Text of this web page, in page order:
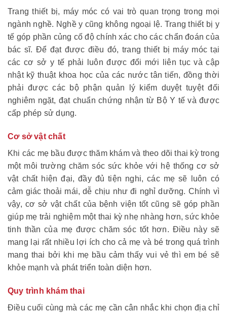
Trang thiết bị, máy móc có vai trò quan trọng trong mọi
ngành nghề. Nghề y cũng không ngoại lệ. Trang thiết bị y
tế góp phần củng cố độ chính xác cho các chẩn đoán của
bác sĩ. Để đạt được điều đó, trang thiết bị máy móc tại
các cơ sở y tế phải luôn được đổi mới liên tục và cập
nhật kỹ thuật khoa học của các nước tân tiến, đồng thời
phải được các bộ phận quản lý kiểm duyệt tuyệt đối
nghiêm ngặt, đạt chuẩn chứng nhận từ Bộ Y tế và được
cấp phép sử dụng.
Cơ sở vật chất
Khi các mẹ bầu được thăm khám và theo dõi thai kỳ trong
một môi trường chăm sóc sức khỏe với hệ thống cơ sở
vật chất hiện đại, đầy đủ tiện nghi, các mẹ sẽ luôn có
cảm giác thoải mái, dễ chịu như đi nghỉ dưỡng. Chính vì
vậy, cơ sở vật chất của bệnh viện tốt cũng sẽ góp phần
giúp mẹ trải nghiệm một thai kỳ nhẹ nhàng hơn, sức khỏe
tinh thần của mẹ được chăm sóc tốt hơn. Điều này sẽ
mang lại rất nhiều lợi ích cho cả mẹ và bé trong quá trình
mang thai bởi khi mẹ bầu cảm thấy vui vẻ thì em bé sẽ
khỏe mạnh và phát triển toàn diện hơn.
Quy trình khám thai
Điều cuối cùng mà các mẹ cần cân nhắc khi chọn địa chỉ